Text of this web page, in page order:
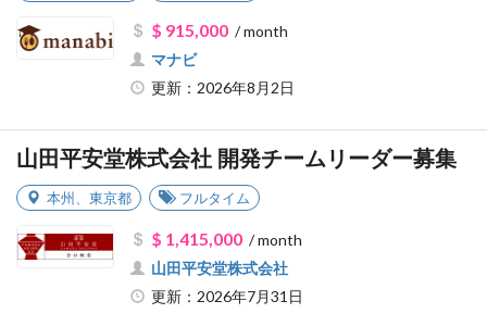
$ 915,000/ month
マナビ
更新：2026年8月2日
山田平安堂株式会社 開発チームリーダー募集
本州 東京都 フルタイム
$ 1,415,000/ month
山田平安堂株式会社
更新：2026年7月31日